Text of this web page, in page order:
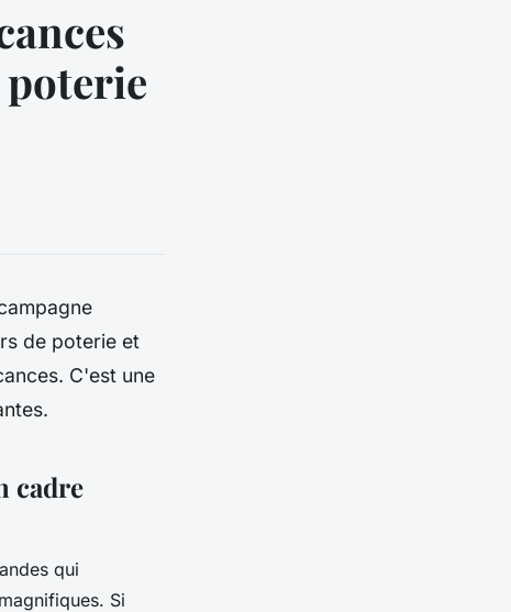
poterie
de poterie et
C'est une
cadre
qui
Si